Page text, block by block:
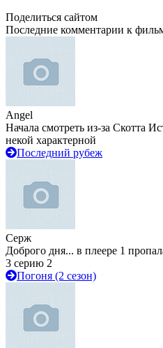
Поделиться сайтом
Последние комментарии к
Angel
Начала смотреть из-за Скотта
некой характерной
Последний рубеж
Серж
Доброго дня... в плеере 1
3 серию 2
Погоня (2 сезон)